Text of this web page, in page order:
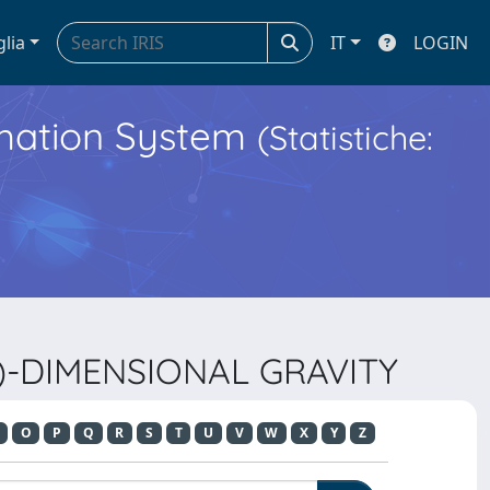
IT LOGIN
System (Statistiche:
GRAVITY
O P Q R S T U V W X Y Z